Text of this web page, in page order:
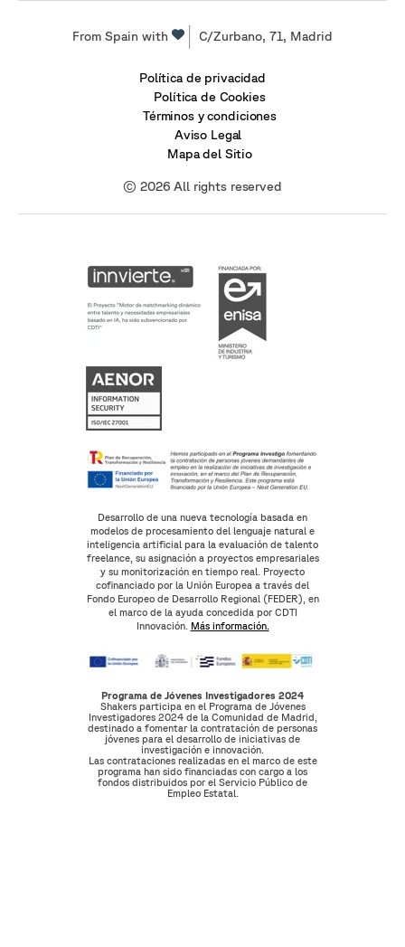
From Spain with C/Zurbano, 71, Madrid
Política de privacidad
Política de Cookies
Términos y condiciones
Aviso Legal
Mapa del Sitio
© 2026 All rights reserved
Desarrollo de una nueva tecnología basada en
modelos de procesamiento del lenguaje natural e
inteligencia artificial para la evaluación de talento
freelance, su asignación a proyectos empresariales
y su monitorización en tiempo real. Proyecto
cofinanciado por la Unión Europea a través del
Fondo Europeo de Desarrollo Regional (FEDER), en
el marco de la ayuda concedida por CDTI
Innovación. Más información.
Programa de Jóvenes Investigadores 2024
Shakers participa en el Programa de Jóvenes
Investigadores 2024 de la Comunidad de Madrid,
destinado a fomentar la contratación de personas
jóvenes para el desarrollo de iniciativas de
investigación e innovación.
Las contrataciones realizadas en el marco de este
programa han sido financiadas con cargo a los
fondos distribuidos por el Servicio Público de
Empleo Estatal.